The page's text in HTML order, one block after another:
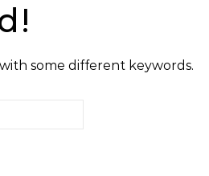
some different keywords.